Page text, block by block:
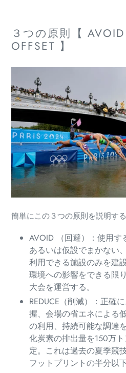
３つの原則【 AVOID
OFFSET 】
簡単にこの３つの原則を説明する
AVOID （回避）：使用す
あるいは仮設でまかない
利用できる施設のみを建
環境への影響をできる限
大会を運営する。
REDUCE（削減）：正確
握、会場の省エネによる
の利用、持続可能な調達
化炭素の排出量を150万
定。これは過去の夏季競
フットプリントの半分以